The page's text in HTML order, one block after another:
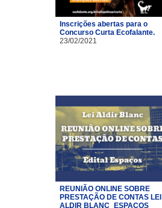
Inscrições abertas para o
Concurso Curta Ecofalante.
23/02/2021
REUNIÃO ONLINE SOBRE
PRESTAÇÃO DE CONTAS LEI
ALDIR BLANC_ESPAÇOS